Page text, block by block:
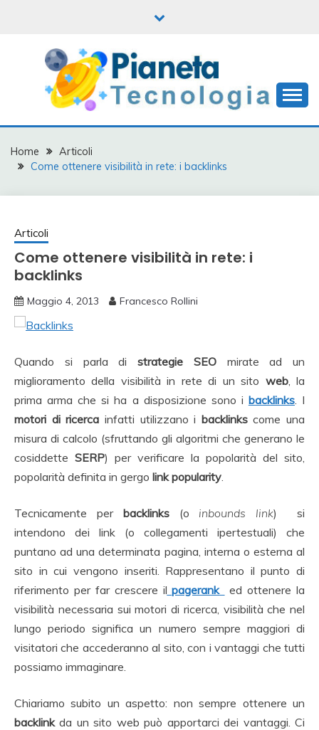
PIANETA
TECNOLOGIA
Home
Articoli
Come ottenere visibilità in rete: i backlinks
Articoli
Come ottenere visibilità in rete: i
backlinks
Maggio 4, 2013 Francesco Rollini
Quando si parla di strategie SEOmirate ad un
miglioramento della visibilità in rete di un sito web, la
prima arma che si ha a disposizione sono i backlinks. I
motori di ricerca infatti utilizzano i backlinkscome una
misura di calcolo (sfruttando gli algoritmi che generano le
cosiddette SERP) per verificare la popolarità del sito,
popolarità definita in gergo link popularity
Tecnicamente per backlinks(o inbounds link) si
intendono dei link (o collegamenti ipertestuali) che
puntano ad una determinata pagina, interna o esterna al
sito in cui vengono inseriti. Rappresentano il punto di
riferimento per far crescere il pagerank
ed ottenere la
visibilità necessaria sui motori di ricerca, visibilità che nel
lungo periodo significa un numero sempre maggiori di
visitatori che accederanno al sito, con i vantaggi che tutti
possiamo immaginare.
Chiariamo subito un aspetto: non sempre ottenere un
backlinkda un sito web può apportarci dei vantaggi. Ci